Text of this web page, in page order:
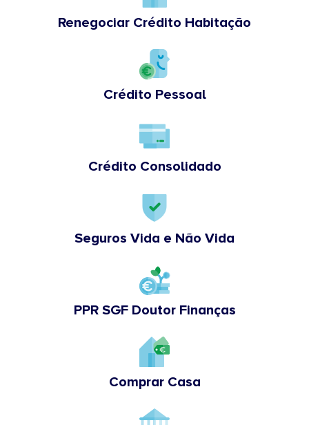
Renegociar Crédito Habitação
Crédito Pessoal
Crédito Consolidado
Seguros Vida e Não Vida
PPR SGF Doutor Finanças
Comprar Casa